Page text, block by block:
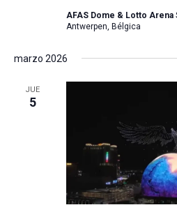
AFAS Dome & Lotto Arena
Antwerpen, Bélgica
marzo 2026
JUE
5